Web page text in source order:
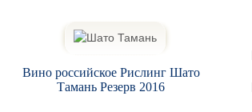
Вино российское Рислинг Шато
Тамань Резерв 2016